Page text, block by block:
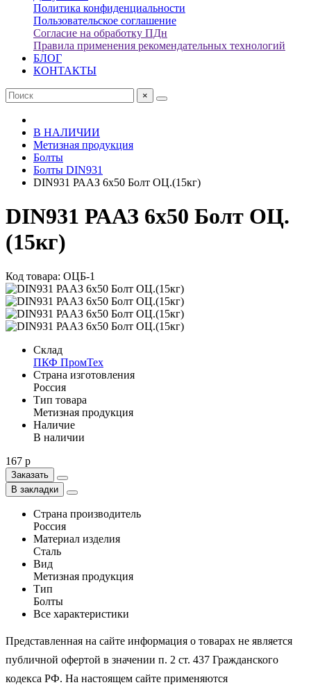
Политика конфиденциальности
Пользовательское соглашение
Согласие на обработку ПДн
Правила применения рекомендательных технологий
БЛОГ
КОНТАКТЫ
×
В НАЛИЧИИ
Метизная продукция
Болты
Болты DIN931
DIN931 РААЗ 6х50 Болт ОЦ.(15кг)
DIN931 РААЗ 6х50 Болт ОЦ.
(15кг)
Код товара: ОЦБ-1
Склад
ПКФ ПромТех
Страна изготовления
Россия
Тип товара
Метизная продукция
Наличие
В наличии
167 р
Заказать
В закладки
Страна производитель
Россия
Материал изделия
Сталь
Вид
Метизная продукция
Тип
Болты
Все характеристики
Представленная на сайте информация о товарах не является
публичной офертой в значении п. 2 ст. 437 Гражданского
кодекса РФ. На настоящем сайте применяются